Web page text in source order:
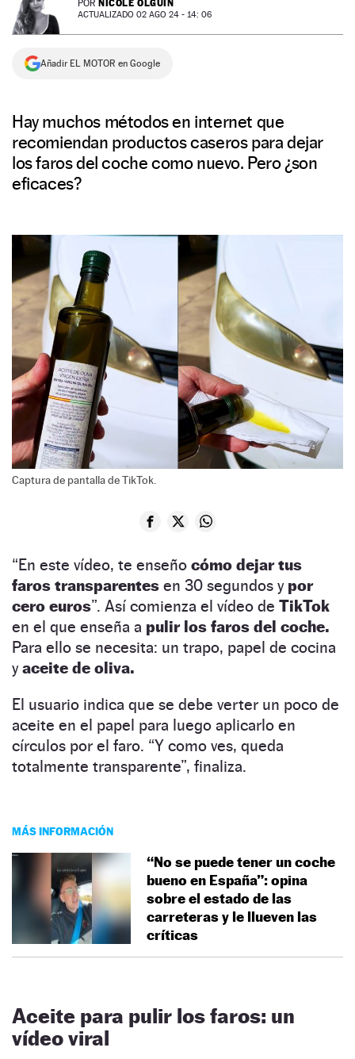
NEWSLETTER
SÍGUENOS
POR NICOLE OLGUÍN
ACTUALIZADO 02 AGO 24 - 14: 06
Añadir EL MOTOR en Google
Hay muchos métodos en internet que
recomiendan productos caseros para dejar
los faros del coche como nuevo. Pero ¿son
eficaces?
Captura de pantalla de TikTok.
“En este vídeo, te enseño cómo dejar tus
faros transparentes en 30 segundos y por
cero euros”. Así comienza el vídeo de TikTok
en el que enseña a pulir los faros del coche.
Para ello se necesita: un trapo, papel de cocina
yaceite de oliva.
El usuario indica que se debe verter un poco de
aceite en el papel para luego aplicarlo en
círculos por el faro. “Y como ves, queda
totalmente transparente”, finaliza.
MÁS INFORMACIÓN
“No se puede tener un coche
bueno en España”: opina
sobre el estado de las
carreteras y le llueven las
críticas
Aceite para pulir los faros: un
vídeo viral